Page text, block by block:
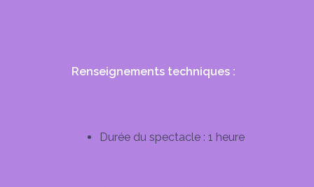
Renseignements techniques :
Durée du spectacle : 1 heure